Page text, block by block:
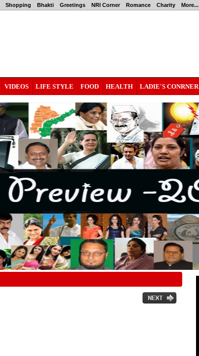
Shopping Bhakti Greetings NRI Corner Romance Charity More...
VIDEOS LIFE STYLE FOOD HEALTH LADIE'S CONRNER